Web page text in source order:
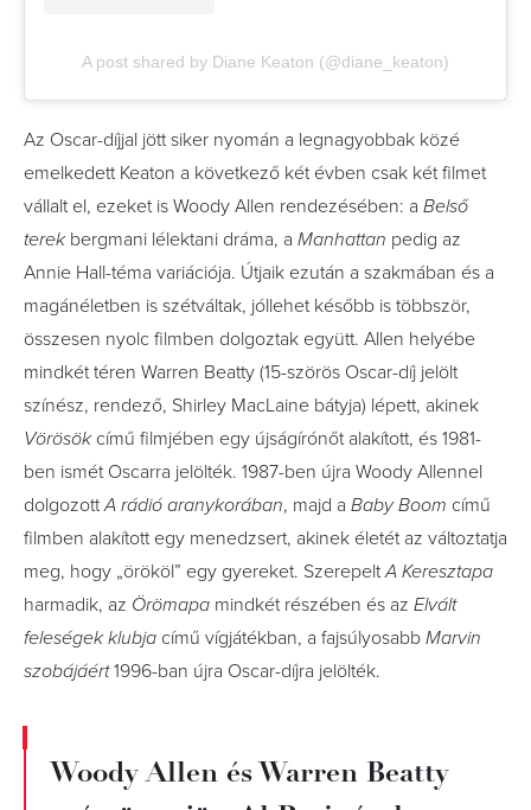
A post shared by Diane Keaton (@diane_keaton)
Az Oscar-díjjal jött siker nyomán a legnagyobbak közé
emelkedett Keaton a következő két évben csak két filmet
vállalt el, ezeket is Woody Allen rendezésében: a Belső
terekbergmani lélektani dráma, a Manhattan pedig az
Annie Hall-téma variációja. Útjaik ezután a szakmában és a
magánéletben is szétváltak, jóllehet később is többször,
összesen nyolc filmben dolgoztak együtt. Allen helyébe
mindkét téren Warren Beatty (15-szörös Oscar-díj jelölt
színész, rendező, Shirley MacLaine bátyja) lépett, akinek
Vörösökcímű filmjében egy újságírónőt alakított, és 1981-
ben ismét Oscarra jelölték. 1987-ben újra Woody Allennel
dolgozottA rádió aranykorában, majd a Baby Boom című
filmben alakított egy menedzsert, akinek életét az változtatja
meg, hogy „örököl” egy gyereket. SzerepeltA Keresztapa
harmadik, az Örömapa mindkét részében és az Elvált
feleségek klubja című vígjátékban, a fajsúlyosabb Marvin
szobájáért1996-ban újra Oscar-díjra jelölték.
Woody Allen és Warren Beatty